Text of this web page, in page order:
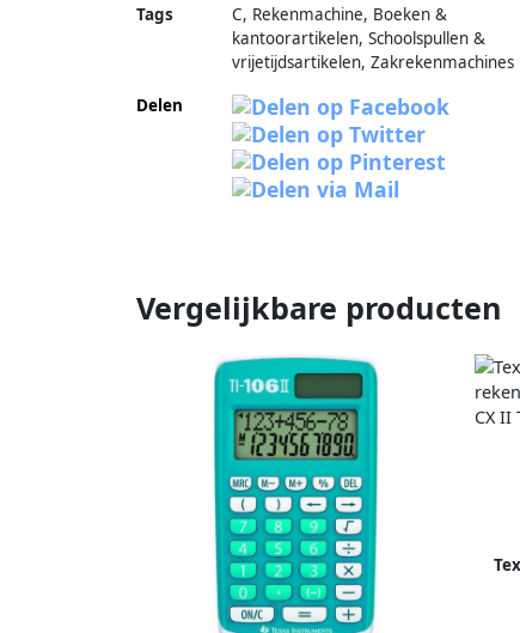
Tags
C, Rekenmachine, Boeken &
kantoorartikelen, Schoolspullen &
vrijetijdsartikelen, Zakrekenmachines
Delen
Vergelijkbare producten